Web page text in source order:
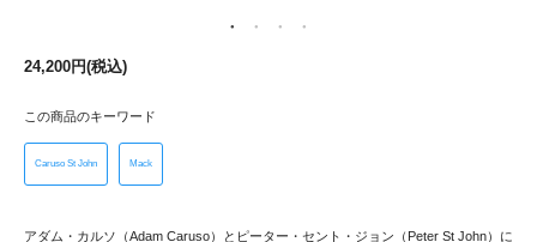
24,200円(税込)
この商品のキーワード
Caruso St John Mack
アダム・カルソ（Adam Caruso）とピーター・セント・ジョン（Peter St John）に